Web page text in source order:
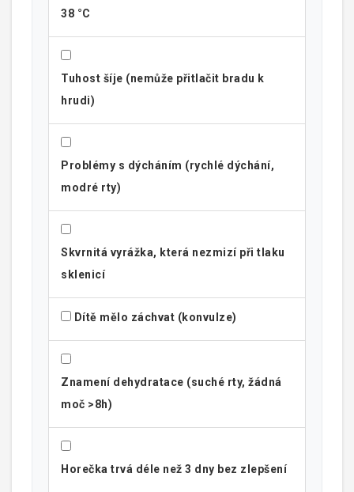
38 °C
Tuhost šíje (nemůže přitlačit bradu k
hrudi)
Problémy s dýcháním (rychlé dýchání,
modré rty)
Skvrnitá vyrážka, která nezmizí při tlaku
sklenicí
Dítě mělo záchvat (konvulze)
Znamení dehydratace (suché rty, žádná
moč >8h)
Horečka trvá déle než 3 dny bez zlepšení